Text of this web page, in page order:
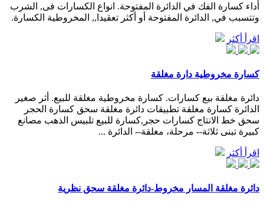
أداء كسارة الفك في الدائرة المفتوحة. انواع الكسارات فى, الشرب
وتتسبب في, الدائرة المفتوحة أو أكثر تعقيدا,, المخروطية الكسارة.
اقرأ أكثر
كسارة مخروطية دارة مغلقة
دائرة مغلقة بيع كسارات. كسارة مخروطية مغلقة للبيع. أثر صغير
الدائرة كسارة مغلقة تطبيقات دائرة مغلقة سحق كسارة الحجر
سحق خط الانتاج كسارات حجر,كسارة للبيع تلبيس الذهب مصانع
كبيرة تبنى ثلاثة-- مرحلة، مغلقة-- الدائرة ...
اقرأ أكثر
دائرة مغلقة المسار مخروط-دائرة مغلقة سحق نظرية